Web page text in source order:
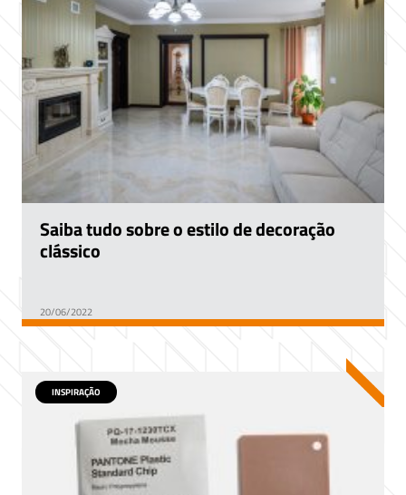
Saiba tudo sobre o estilo de decoração
clássico
20/06/2022
INSPIRAÇÃO